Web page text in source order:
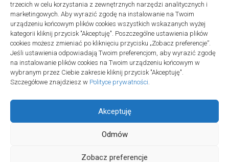
trzecich w celu korzystania z zewnętrznych narzędzi analitycznych i
marketingowych. Aby wyrazić zgodę na instalowanie na Twoim
urządzeniu końcowym plików cookies wszystkich wskazanych wyżej
kategorii kliknij przycisk "Akceptuję". Poszczególne ustawienia plików
cookies możesz zmieniać po kliknięciu przycisku „Zobacz preferencje”.
Jeśli ustawienia odpowiadają Twoim preferencjom, aby wyrazić zgodę
na instalowanie plików cookies na Twoim urządzeniu końcowym w
wybranym przez Ciebie zakresie kliknij przycisk "Akceptuję".
Szczegółowe znajdziesz w Polityce prywatności.
Akceptuję
Odmów
Zobacz preferencje
linki z nap
Społeczność Edukacyjna © 2026. All Rights Reserved.